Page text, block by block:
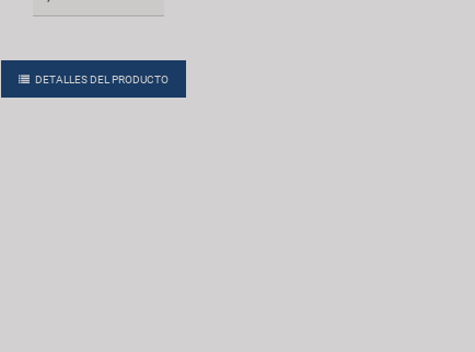
DETALLES DEL PRODUCTO